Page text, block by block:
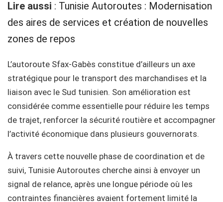
Lire aussi : Tunisie Autoroutes : Modernisation
des aires de services et création de nouvelles
zones de repos
L’autoroute Sfax-Gabès constitue d’ailleurs un axe
stratégique pour le transport des marchandises et la
liaison avec le Sud tunisien. Son amélioration est
considérée comme essentielle pour réduire les temps
de trajet, renforcer la sécurité routière et accompagner
l’activité économique dans plusieurs gouvernorats.
À travers cette nouvelle phase de coordination et de
suivi, Tunisie Autoroutes cherche ainsi à envoyer un
signal de relance, après une longue période où les
contraintes financières avaient fortement limité la